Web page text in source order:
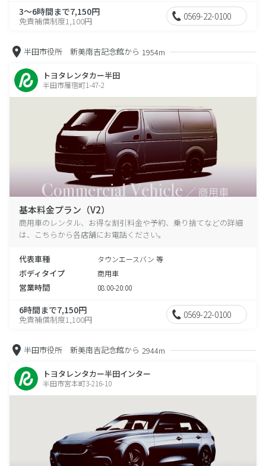
3～6時間まで7,150円
免責補償制度1,100円 0569-22-0100
半田市役所 新美南吉記念館から 1954m
トヨタレンタカー半田
半田市雁宿町1-47-2
基本料金プラン（V2）
商用車のレンタル、お得な割引料金や予約、乗り捨てなどの詳細
は、こちらから各店舗にお電話ください。
代表車種 タウンエースバン 等
ボディタイプ 商用車
営業時間 08:00-20:00
6時間まで7,150円
免責補償制度1,100円 0569-22-0100
半田市役所 新美南吉記念館から 2944m
トヨタレンタカー半田インター
半田市宮本町3-216-10